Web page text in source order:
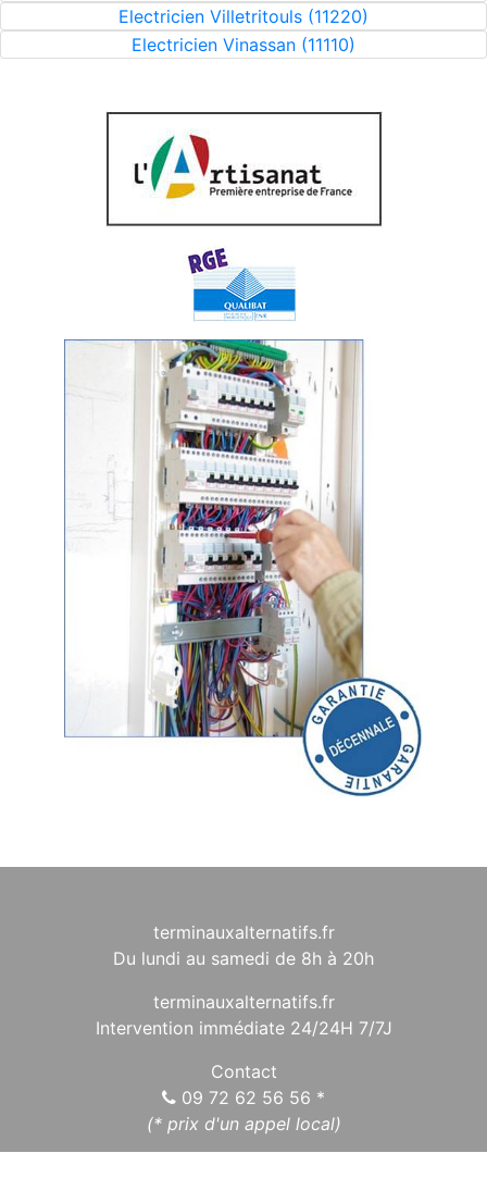
Electricien Villetritouls (11220)
Electricien Vinassan (11110)
terminauxalternatifs.fr
Du lundi au samedi de 8h à 20h
terminauxalternatifs.fr
Intervention immédiate 24/24H 7/7J
Contact
09 72 62 56 56 *
(* prix d'un appel local)